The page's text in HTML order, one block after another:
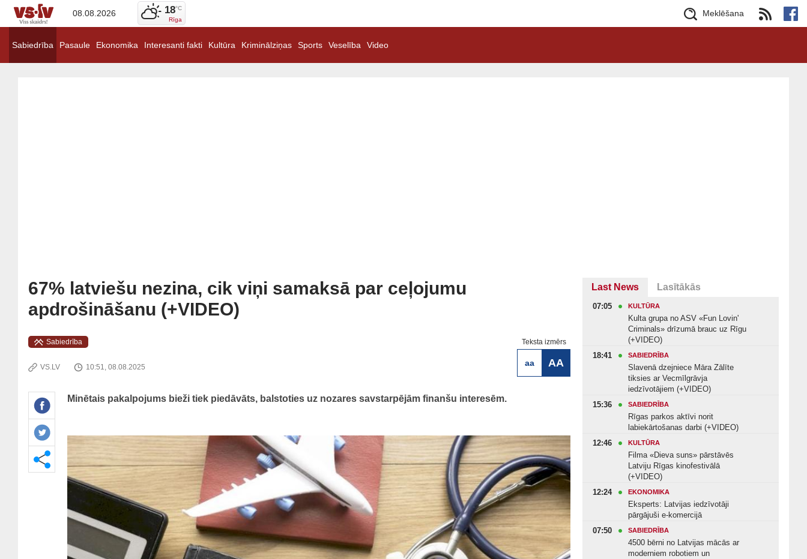
08.08.2026 18°C
Rīga
Meklēšana
Sabiedrība Pasaule Ekonomika Interesanti fakti Kultūra Kriminālziņas Sports Veselība Video
67% latviešu nezina, cik viņi samaksā par ceļojumu
apdrošināšanu (+VIDEO)
Teksta izmērs
aa AA
Sabiedrība
VS.LV 10:51, 08.08.2025
Minētais pakalpojums bieži tiek piedāvāts, balstoties uz nozares savstarpējām finanšu interesēm.
Last News Lasītākās
07:05 KULTŪRA
Kulta grupa no ASV «Fun Lovin'
Criminals» drīzumā brauc uz Rīgu
(+VIDEO)
18:41
SABIEDRĪBA
Slavenā dzejniece Māra Zālīte
tiksies ar Vecmīlgrāvja
iedzīvotājiem (+VIDEO)
15:36
SABIEDRĪBA
Rīgas parkos aktīvi norit
labiekārtošanas darbi (+VIDEO)
12:46
KULTŪRA
Filma «Dieva suns» pārstāvēs
Latviju Rīgas kinofestivālā
(+VIDEO)
12:24
EKONOMIKA
Eksperts: Latvijas iedzīvotāji
pārgājuši e-komercijā
07:50
SABIEDRĪBA
4500 bērni no Latvijas mācās ar
moderniem robotiem un